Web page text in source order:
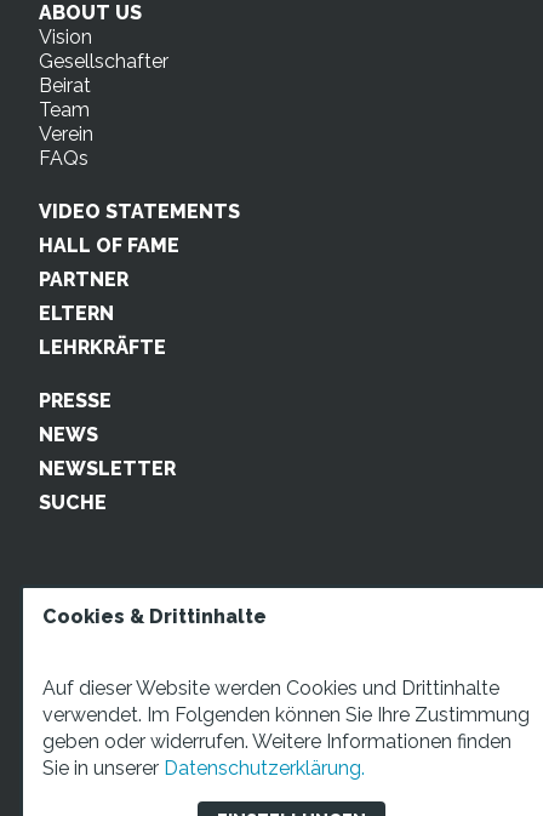
ABOUT US
Vision
Gesellschafter
Beirat
Team
Verein
FAQs
VIDEO STATEMENTS
HALL OF FAME
PARTNER
ELTERN
LEHRKRÄFTE
PRESSE
NEWS
NEWSLETTER
SUCHE
STARTUP TEENS Münsterstraße 5, 59065 Hamm. Fon:
+49 2381 4870207 Mail:info@startupteens.de
Cookies & Drittinhalte
Auf dieser Website werden Cookies und Drittinhalte
verwendet. Im Folgenden können Sie Ihre Zustimmung
geben oder widerrufen. Weitere Informationen finden
Sie in unserer Datenschutzerklärung.